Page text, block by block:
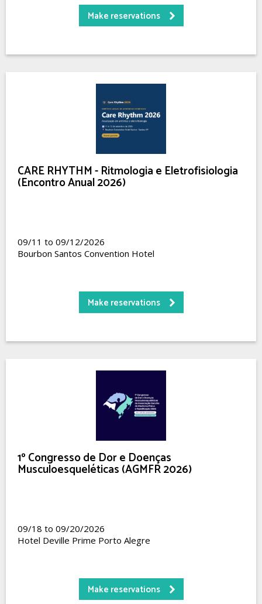
Make reservations
CARE RHYTHM - Ritmologia e Eletrofisiologia
(Encontro Anual 2026)
09/11 to 09/12/2026
Bourbon Santos Convention Hotel
Make reservations
1º Congresso de Dor e Doenças
Musculoesqueléticas (AGMFR 2026)
09/18 to 09/20/2026
Hotel Deville Prime Porto Alegre
Make reservations